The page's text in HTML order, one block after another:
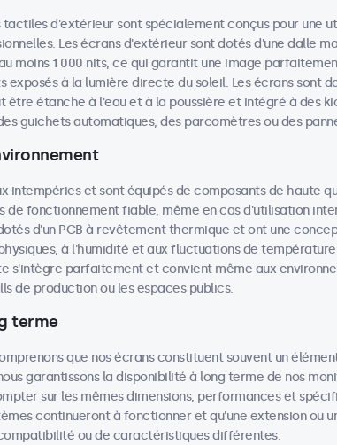
tactiles d'extérieur sont spécialement conçus pour une
Les écrans d'extérieur sont dotés d'une dalle
moins 1 000 nits, ce qui garantit une image
exposés à la lumière directe du soleil. Les écrans sont
être étanche à l'eau et à la poussière et intégré à des
guichets automatiques, des parcomètres ou des
intempéries et sont équipés de composants de haute
de fonctionnement fiable, même en cas d'utilisation
d'un PCB à revêtement thermique et ont une
à l'humidité et aux fluctuations de
s'intègre parfaitement et convient même aux
de production ou les espaces publics.
terme
que nos écrans constituent souvent un
garantissons la disponibilité à long terme de nos
sur les mêmes dimensions, performances et
continueront à fonctionner et qu'une extension ou
ou de caractéristiques différentes.